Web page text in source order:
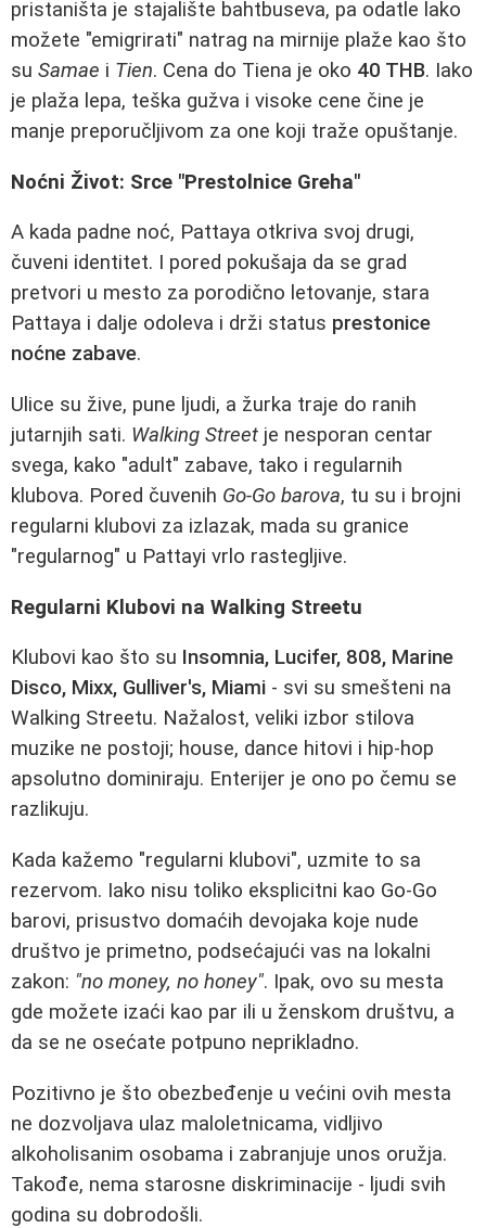
pristaništa je stajalište bahtbuseva, pa odatle lako
možete "emigrirati" natrag na mirnije plaže kao što
su Samae i Tien. Cena do Tiena je oko 40 THB. Iako
je plaža lepa, teška gužva i visoke cene čine je
manje preporučljivom za one koji traže opuštanje.
Noćni Život: Srce "Prestolnice Greha"
A kada padne noć, Pattaya otkriva svoj drugi,
čuveni identitet. I pored pokušaja da se grad
pretvori u mesto za porodično letovanje, stara
Pattaya i dalje odoleva i drži status prestonice
noćne zabave.
Ulice su žive, pune ljudi, a žurka traje do ranih
jutarnjih sati. Walking Street je nesporan centar
svega, kako "adult" zabave, tako i regularnih
klubova. Pored čuvenih Go-Go barova, tu su i brojni
regularni klubovi za izlazak, mada su granice
"regularnog" u Pattayi vrlo rastegljive.
Regularni Klubovi na Walking Streetu
Klubovi kao što su Insomnia, Lucifer, 808, Marine
Disco, Mixx, Gulliver's, Miami - svi su smešteni na
Walking Streetu. Nažalost, veliki izbor stilova
muzike ne postoji; house, dance hitovi i hip-hop
apsolutno dominiraju. Enterijer je ono po čemu se
razlikuju.
Kada kažemo "regularni klubovi", uzmite to sa
rezervom. Iako nisu toliko eksplicitni kao Go-Go
barovi, prisustvo domaćih devojaka koje nude
društvo je primetno, podsećajući vas na lokalni
zakon: "no money, no honey". Ipak, ovo su mesta
gde možete izaći kao par ili u ženskom društvu, a
da se ne osećate potpuno neprikladno.
Pozitivno je što obezbeđenje u većini ovih mesta
ne dozvoljava ulaz maloletnicama, vidljivo
alkoholisanim osobama i zabranjuje unos oružja.
Takođe, nema starosne diskriminacije - ljudi svih
godina su dobrodošli.